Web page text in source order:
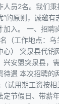
人员2名。我们秉
”的原则，诚邀有
加入。 一、招聘
（工作地点：
心） 突泉县代销
兴安盟突泉县，
待遇 本次招聘的
试用期工资按相
定节假日、带薪